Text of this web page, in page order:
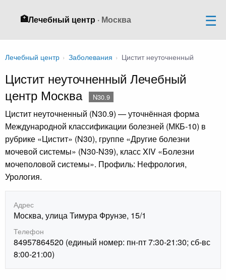
🏥Лечебный центр · Москва
Лечебный центр › Заболевания › Цистит неуточненный
Цистит неуточненный Лечебный
центр Москва
N30.9
Цистит неуточненный (N30.9) — уточнённая форма
Международной классификации болезней (МКБ-10) в
рубрике «Цистит» (N30), группе «Другие болезни
мочевой системы» (N30-N39), класс XIV «Болезни
мочеполовой системы». Профиль: Нефрология,
Урология.
Адрес
Москва, улица Тимура Фрунзе, 15/1
Телефон
84957864520 (единый номер: пн-пт 7:30-21:30; сб-вс
8:00-21:00)